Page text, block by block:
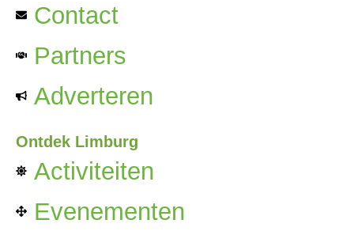
Contact
Partners
Adverteren
Ontdek Limburg
Activiteiten
Evenementen